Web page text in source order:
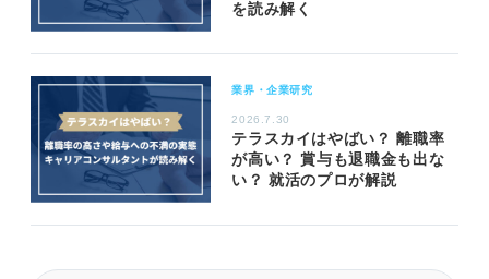
を読み解く
業界・企業研究
2026.7.30
テラスカイはやばい？ 離職率
が高い？ 賞与も退職金も出な
い？ 就活のプロが解説